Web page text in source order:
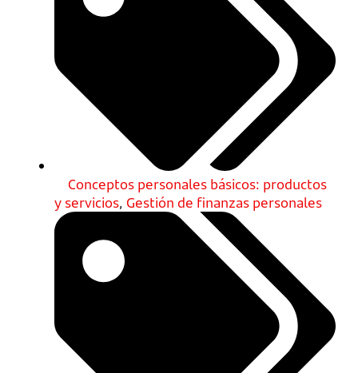
Conceptos personales básicos: productos
y servicios, Gestión de finanzas personales